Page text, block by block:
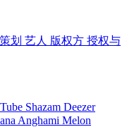
划 艺人 版权方 授权与
Shazam Deezer
Anghami Melon